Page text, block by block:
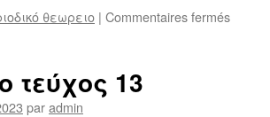
θεωρειο | Commentaires ferméssur
τεύχος 13
paradmin